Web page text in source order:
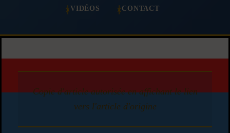
VIDÉOS CONTACT
Copie d'article autorisée en affichant le lien
vers l'article d'origine